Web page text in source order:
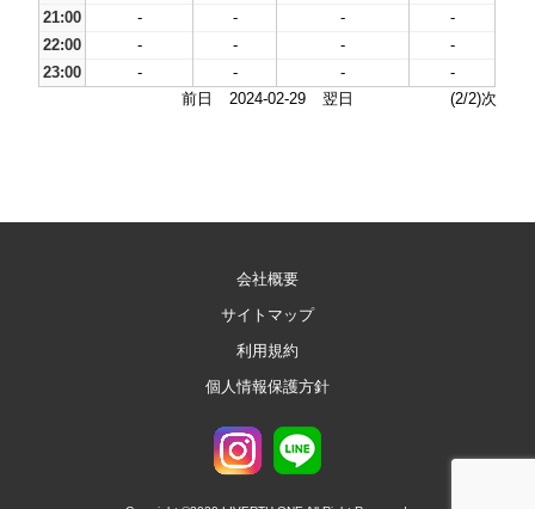
21:00
- - -
-
22:00
- - -
-
23:00
- - -
-
前日
2024-02-29 翌日 (2/2)次
会社概要
サイトマップ
利用規約
個人情報保護方針